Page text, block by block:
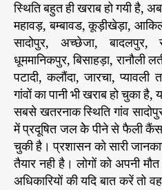
स्थिति बहुत ही खराब हो गयी है,
महावड़, बम्बावड, कूड़ीखेड़ा,
सादोपुर, अच्छेजा, बादलपुर,
धूममानिकपुर, बिसाहड़ा, रानौली
पटादी, कलौंदा, जारचा, प्यावली
गांवों का पानी भी खराब हो चुका है,
सबसे खतरनाक स्थिति गांव
में प्रदूषित जल केे पीने से फैली कैंसर
चुकी है। प्रशासन को सारी
तैयार नही है। लोगों को अपनी
अधिकारियों की यदि बात करें तो